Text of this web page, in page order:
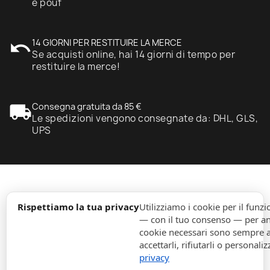
Rispettiamo la tua privacyUtilizziamo i cookie per il
— con il tuo consenso — per
cookie necessari sono
accettarli, rifiutarli o
privacy
e pouf
undo14 GIORNI PER RESTITUIRE LA MERCE
Se acquisti online, hai 14 giorni di tempo per
restituire la merce!
local_shippingConsegna gratuita da 85 €
Le spedizioni vengono consegnate da: DHL, GLS,
UPS
expand_more
expand_more